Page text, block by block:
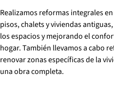
Realizamos reformas integrales
pisos, chalets y viviendas
los espacios y mejorando el
hogar. También llevamos a cabo
renovar zonas específicas de la
una obra completa.